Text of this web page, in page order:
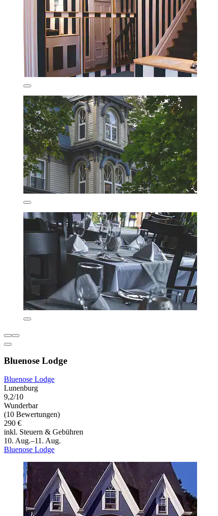
Bluenose Lodge
Bluenose Lodge
Lunenburg
9,2/10
Wunderbar
(10 Bewertungen)
290 €
inkl. Steuern & Gebühren
10. Aug.–11. Aug.
Bluenose Lodge